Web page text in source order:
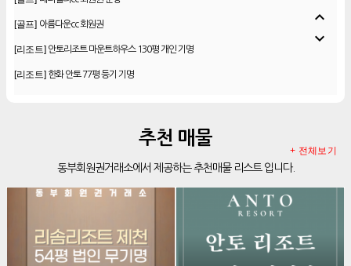
[골프] 아름다운cc 회원권
[리조트] 안토리조트 마운트하우스 130평 개인 기명
[리조트] 한화 안토 77평 등기 기명
소노 이그젝큐티브 회원제 무기명
소노호텔앤리조트 로얄 회원제 기명
[리조트] 소노호텔앤리조트 로얄 회원제 기명
[리조트]소노호텔앤리조트 골드 회원제 무기명
expand_less
expand_more
추천 매물
동부회원권거래소에서 제공하는 추천매물 리스트 입니다.
+ 전체보기